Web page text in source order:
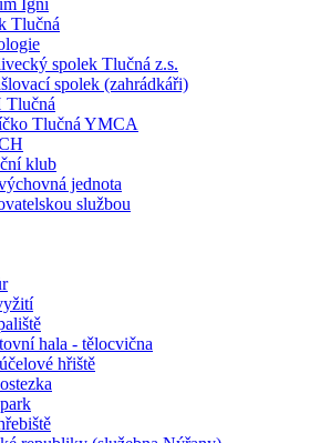
Igni
Tlučná
spolek Tlučná z.s.
spolek (zahrádkáři)
Tlučná
Tlučná YMCA
klub
jednota
službou
hala - tělocvična
hřiště